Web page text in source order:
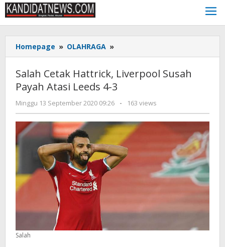
Lewati
ke
konten
Homepage » OLAHRAGA »
Cetak
Liverpool
Susah
Payah
Leeds
4-
Salah Cetak Hattrick, Liverpool Susah
Payah Atasi Leeds 4-3
Minggu 13 September 2020 09:26
oleh
KANDIDAT
- 163 views
Salah